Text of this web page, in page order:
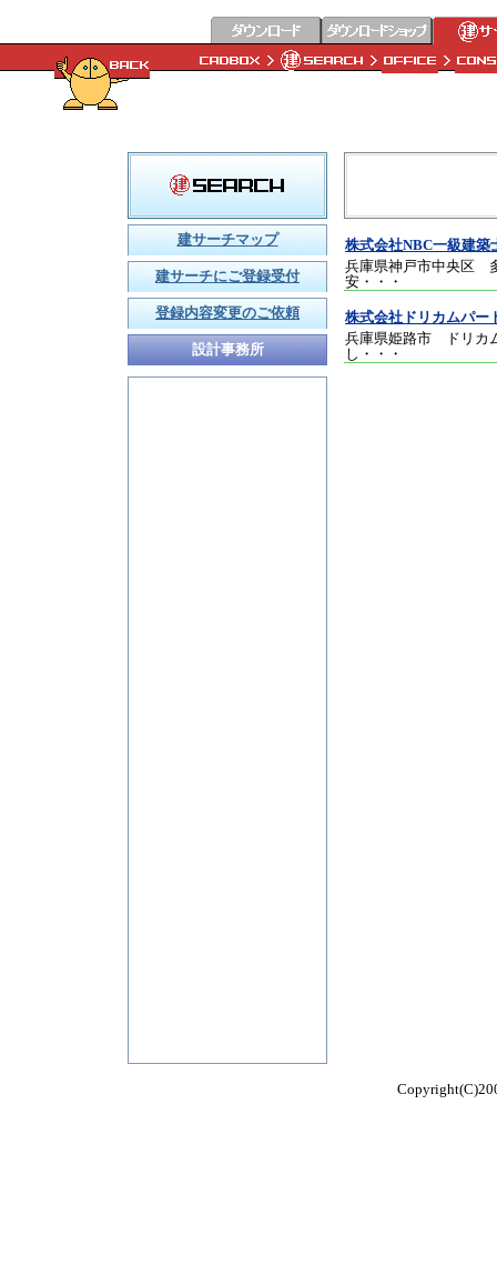
建サーチマップ
建サーチにご登録受付
登録内容変更のご依頼
設計事務所
株式会社NBC一級建築
兵庫県神戸市中央区
安 ・・・
株式会社ドリカムパー
兵庫県姫路市 ドリカ
し ・・・